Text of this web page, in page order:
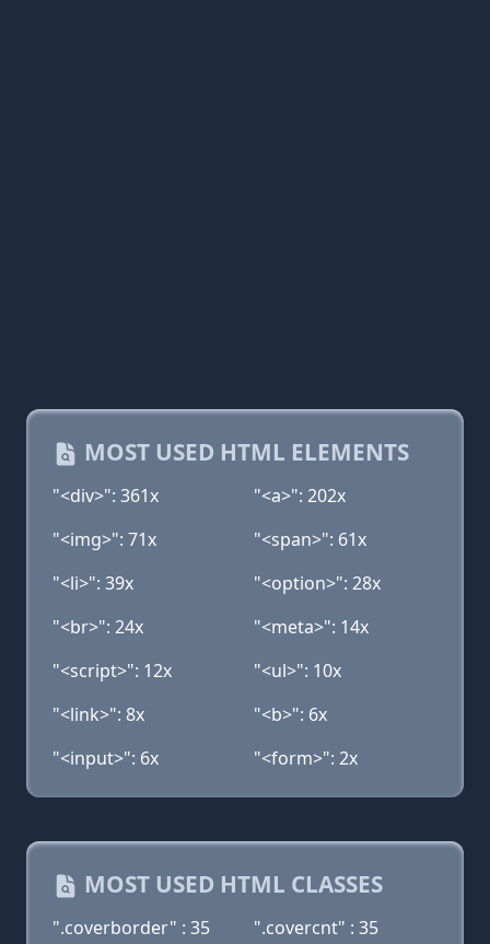
MOST USED HTML ELEMENTS
"<div>": 361x
"<a>": 202x
"<img>": 71x
"<span>": 61x
"<li>": 39x
"<option>": 28x
"<br>": 24x
"<meta>": 14x
"<script>": 12x
"<ul>": 10x
"<link>": 8x
"<b>": 6x
"<input>": 6x
"<form>": 2x
MOST USED HTML CLASSES
".coverborder" : 35
".covercnt" : 35